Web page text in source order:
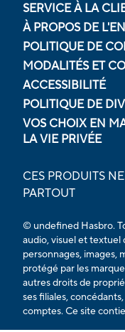
SERVICE À LA
À PROPOS DE
POLITIQUE DE
MODALITÉS ET
ACCESSIBILITÉ
POLITIQUE DE
VOS CHOIX EN
LA VIE PRIVÉE
CES PRODUITS
PARTOUT
© undefined Hasbro.
audio, visuel et textuel
personnages, images,
protégé par les
autres droits de
ses filiales,
comptes. Ce site